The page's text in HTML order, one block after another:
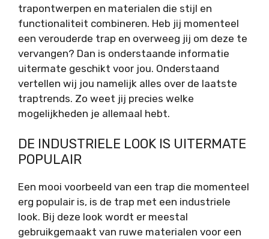
trapontwerpen en materialen die stijl en
functionaliteit combineren. Heb jij momenteel
een verouderde trap en overweeg jij om deze te
vervangen? Dan is onderstaande informatie
uitermate geschikt voor jou. Onderstaand
vertellen wij jou namelijk alles over de laatste
traptrends. Zo weet jij precies welke
mogelijkheden je allemaal hebt.
DE INDUSTRIELE LOOK IS UITERMATE
POPULAIR
Een mooi voorbeeld van een trap die momenteel
erg populair is, is de trap met een industriele
look. Bij deze look wordt er meestal
gebruikgemaakt van ruwe materialen voor een